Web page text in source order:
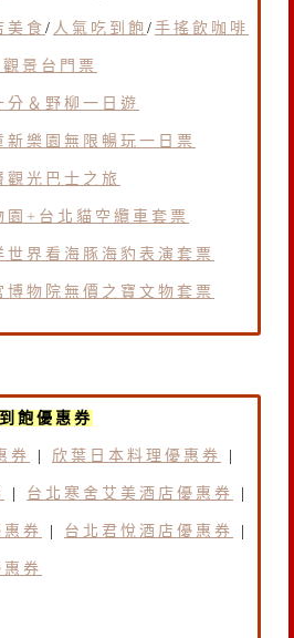
美食 / 人氣吃到飽 / 手搖飲咖啡
景台門票
分＆野柳一日遊
新樂園無限暢玩一日票
觀光巴士之旅
園+台北貓空纜車套票
世界看海豚海豹表演套票
博物院無價之寶文物套票
飽優惠券
券 欣葉日本料理優惠券
台北寒舍艾美酒店優惠券
券 台北君悅酒店優惠券
券